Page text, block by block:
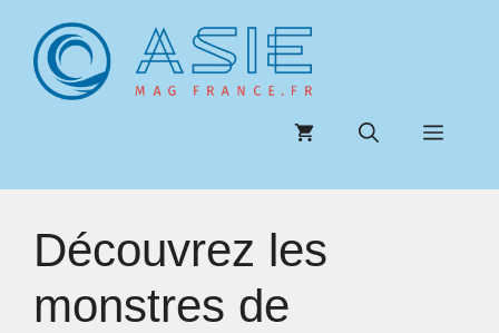
contenu
Menu
Découvrez les
monstres de